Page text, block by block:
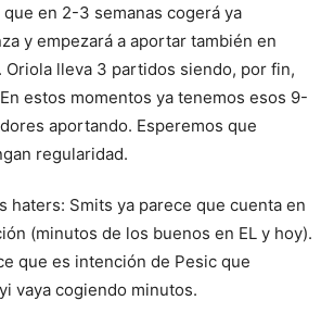
en 2-3 semanas cogerá ya
y empezará a aportar también en
Oriola lleva 3 partidos siendo, por fin,
estos momentos ya tenemos esos 9-
aportando. Esperemos que
regularidad.
haters: Smits ya parece que cuenta en
(minutos de los buenos en EL y hoy).
que es intención de Pesic que
vaya cogiendo minutos.